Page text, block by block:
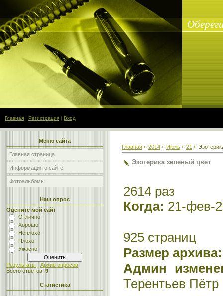
Главная | Регистрация | Вход
Меню сайта
Главная страница
Информация о сайте
Фотоальбомы
Наш опрос
Оцените мой сайт
Отлично
Хорошо
Неплохо
Плохо
Ужасно
Результаты | Архив опросов
Всего ответов: 9
Статистика
Главная » 2014 » Июль » 21 »
Эзотерика зеленый цвет
2614 раз
Когда: 21-фев-
925 страниц
Размер
Админ
Терентьев Пётр